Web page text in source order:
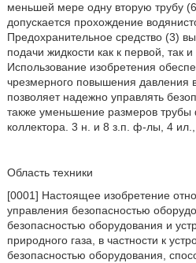
меньшей мере одну вторую трубу
допускается прохождение
Предохранительное средство (3)
подачи жидкости как к первой, так
Использование изобретения
чрезмерного повышения давления
позволяет надежно управлять
также уменьшение размеров
коллектора. 3 н. и 8 з.п. ф-лы, 4 ил.,
Область техники
[0001] Настоящее изобретение
управления безопасностью
безопасностью оборудования и
природного газа, в частности к
безопасностью оборудования,